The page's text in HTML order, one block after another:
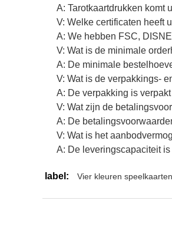
A: Tarotkaartdrukken komt
V: Welke certificaten heeft
A: We hebben FSC,
V: Wat is de minimale
A: De minimale
V: Wat is de verpakkings-
A: De verpakking is
V: Wat zijn de
A: De
V: Wat is het
A: De leveringscapaciteit
label: Vier kleuren speelkaarten